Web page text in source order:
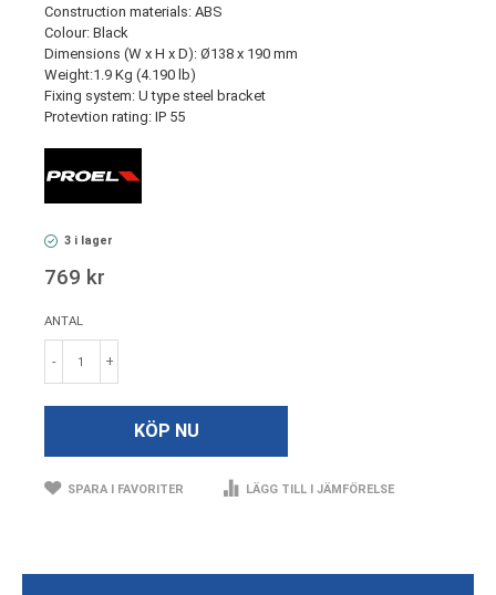
Construction materials: ABS
Colour: Black
Dimensions (W x H x D): Ø138 x 190 mm
Weight:1.9 Kg (4.190 lb)
Fixing system: U type steel bracket
Protevtion rating: IP 55
3 i lager
769 kr
ANTAL
- +
KÖP NU
SPARA I FAVORITER LÄGG TILL I JÄMFÖRELSE